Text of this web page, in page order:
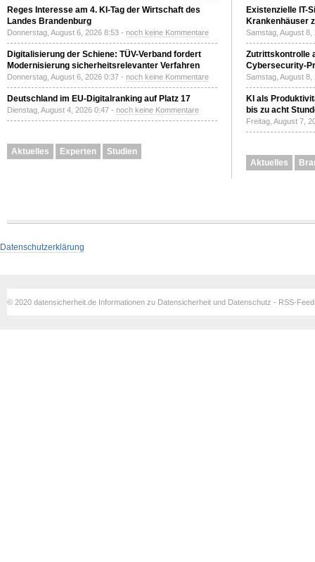
Reges Interesse am 4. KI-Tag der Wirtschaft des
Landes Brandenburg
Donnerstag, August 6, 2026 8:53 - noch keine Kommentare
Digitalisierung der Schiene: TÜV-Verband fordert
Modernisierung sicherheitsrelevanter Verfahren
Donnerstag, August 6, 2026 0:37 - noch keine Kommentare
Deutschland im EU-Digitalranking auf Platz 17
Dienstag, August 4, 2026 0:47 - noch keine Kommentare
Aktuelles Experten Studien
Existenzielle IT-
Krankenhäuser
Samstag, August
Zutrittskontrolle
Cybersecurity-
Samstag, August
KI als
bis zu acht
Freitag, August 7,
Aktuelles
Datenschutzerklärung
© 2020 datensicherheit.de Informationen zu Datensicherheit und Datenschutz - RSS-